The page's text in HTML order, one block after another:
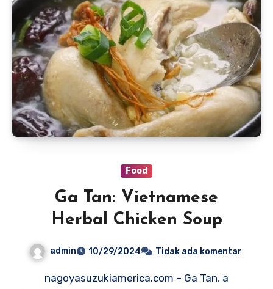
Food
Ga Tan: Vietnamese
Herbal Chicken Soup
admin 10/29/2024 Tidak ada komentar
nagoyasuzukiamerica.com – Ga Tan, a